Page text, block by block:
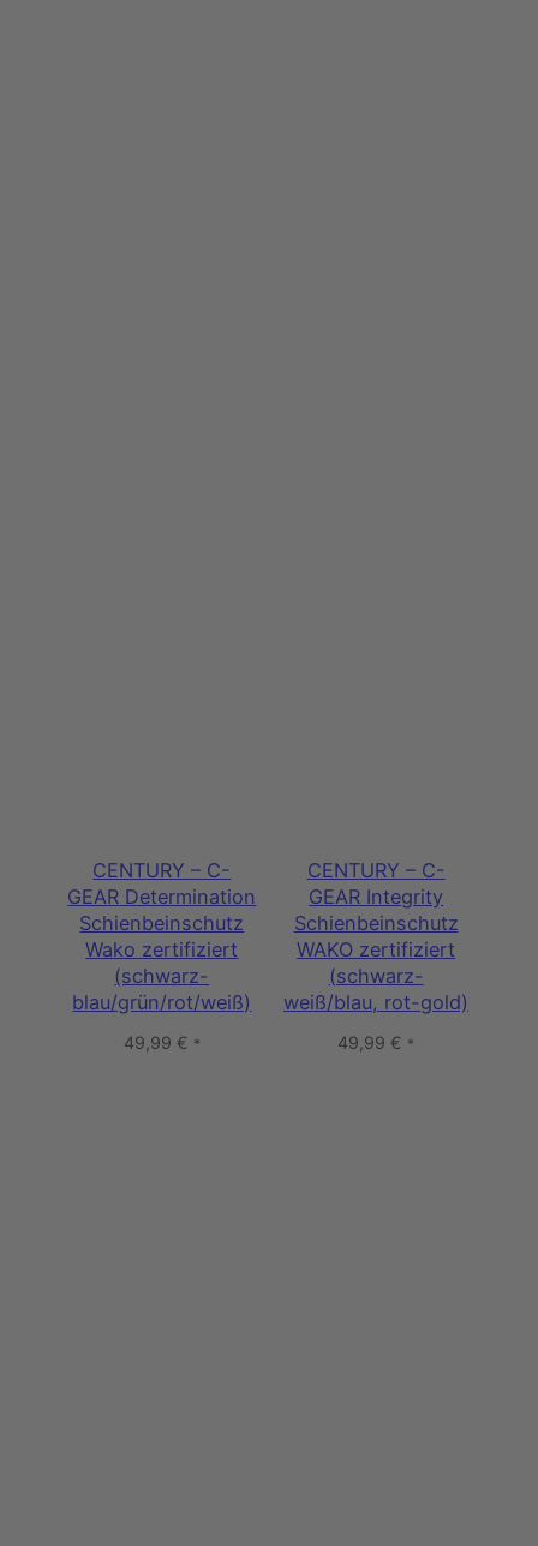
CENTURY – C-
GEAR Determination
Schienbeinschutz
Wako zertifiziert
(schwarz-
blau/grün/rot/weiß)
49,99 € *
CENTURY – C-
GEAR Integrity
Schienbeinschutz
WAKO zertifiziert
(schwarz-
weiß/blau, rot-gold)
49,99 € *